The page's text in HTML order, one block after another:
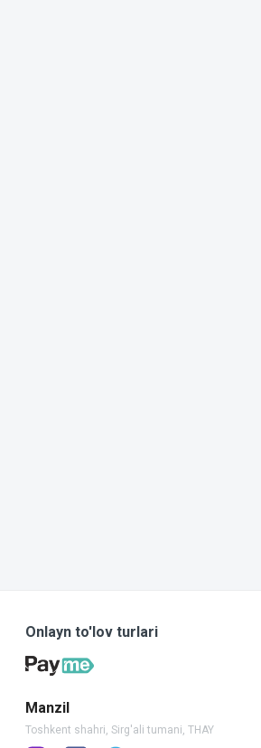
Onlayn to'lov turlari
Manzil
Toshkent shahri, Sirg'ali tumani, THAY